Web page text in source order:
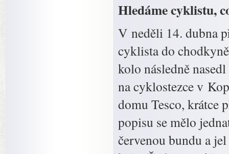
Hledáme cyklistu,
V neděli 14. dubna
cyklista do
kolo následně
na cyklostezce v
domu Tesco, krátce
popisu se mělo
červenou bundu a